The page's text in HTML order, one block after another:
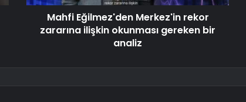
Mahfi Eğilmez'den Merkez'in rekor
zararına ilişkin okunması gereken bir
analiz